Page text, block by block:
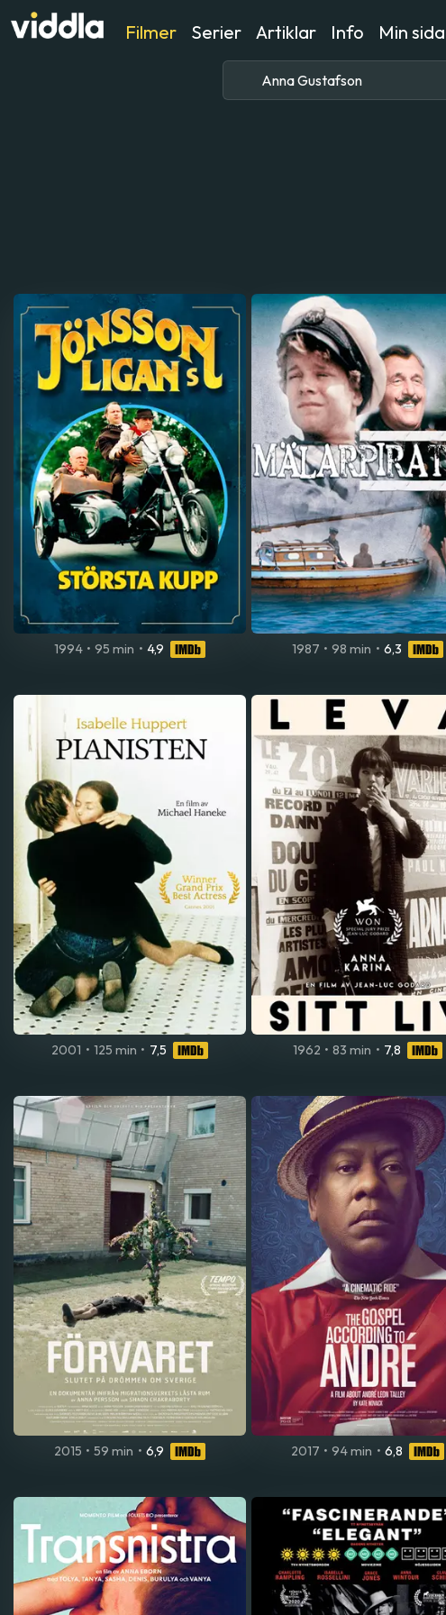
Filmer Serier Artiklar Info Min sida
1994 • 95 min • 4,9 1987 • 98 min • 6,3
2001 • 125 min • 7,5 1962 • 83 min • 7,8
2015 • 59 min • 6,9 2017 • 94 min • 6,8